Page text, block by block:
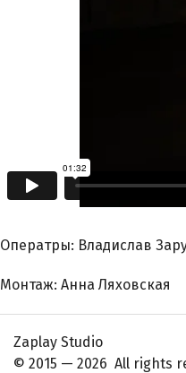
Оператры: Владислав
Монтаж: Анна Ляховская
Zaplay Studio
© 2015 — 2026 All rights